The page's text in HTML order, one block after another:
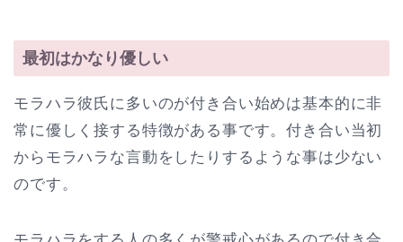
最初はかなり優しい
モラハラ彼氏に多いのが付き合い始めは基本的に非
常に優しく接する特徴がある事です。付き合い当初
からモラハラな言動をしたりするような事は少ない
のです。